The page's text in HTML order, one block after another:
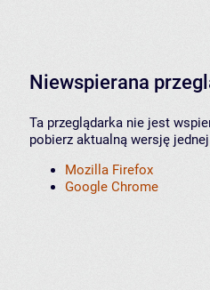
Niewspierana
Ta przeglądarka nie jest
pobierz aktualną wersję
Mozilla Firefox
Google Chrome